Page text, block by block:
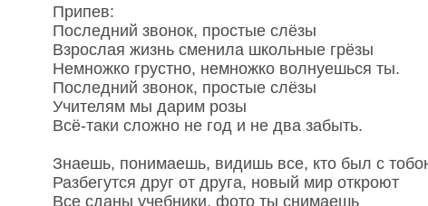
Припев:
Последний звонок, простые слёзы
Взрослая жизнь сменила школьные грёзы
Немножко грустно, немножко волнуешься ты.
Последний звонок, простые слёзы
Учителям мы дарим розы
Всё-таки сложно не год и не два забыть.
Знаешь, понимаешь, видишь все, кто был с
Разбегутся друг от друга, новый мир откроют
Все сданы учебники, фото ты снимаешь